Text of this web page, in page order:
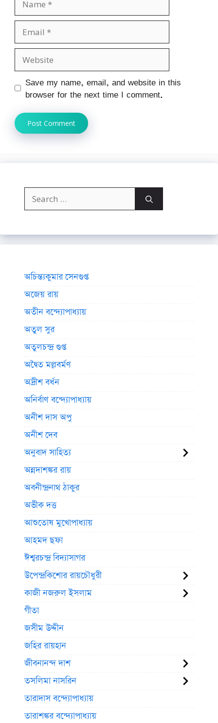
Email
Website
Save my name, email, and website in this
browser for the next time I comment.
Search
for:
অচিন্ত্যকুমার সেনগুপ্ত
অজেয় রায়
অতীন বন্দ্যোপাধ্যায়
অতুল সুর
অতুলচন্দ্র গুপ্ত
অদ্বৈত মল্লবর্মণ
অদ্রীশ বর্ধন
অনির্বাণ বন্দ্যোপাধ্যায়
অনীশ দাস অপু
অনীশ দেব
অনুবাদ সাহিত্য
অন্নদাশঙ্কর রায়
অবনীন্দ্রনাথ ঠাকুর
অভীক দত্ত
আশুতোষ মুখোপাধ্যায়
আহমদ ছফা
ঈশ্বরচন্দ্র বিদ্যাসাগর
উপেন্দ্রকিশোর রায়চৌধুরী
কাজী নজরুল ইসলাম
গীতা
জসীম উদ্দীন
জহির রায়হান
জীবনানন্দ দাশ
তসলিমা নাসরিন
তারাদাস বন্দ্যোপাধ্যায়
তারাশঙ্কর বন্দ্যোপাধ্যায়